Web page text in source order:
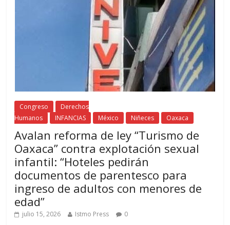
Congreso
Derechos
Humanos
INFANCIAS México Niñeces Oaxaca
Avalan reforma de ley “Turismo de
Oaxaca” contra explotación sexual
infantil: “Hoteles pedirán
documentos de parentesco para
ingreso de adultos con menores de
edad”
julio 15, 2026 Istmo Press 0